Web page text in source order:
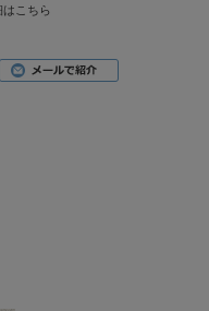
こちら